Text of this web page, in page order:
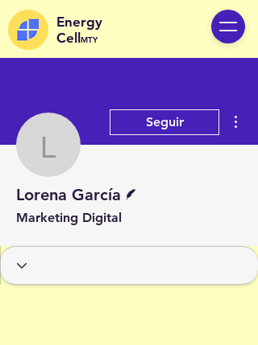
Energy
Cell
MTY
Lorena García
Seguir
Lorena García
Marketing Digital